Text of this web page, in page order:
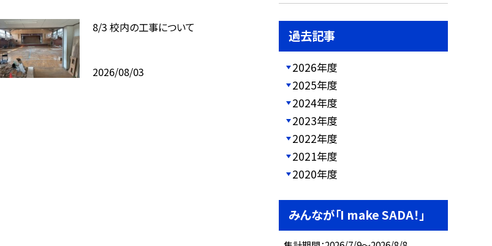
8/3 校内の工事について
2026/08/03
過去記事
2026年度
2025年度
2024年度
2023年度
2022年度
2021年度
2020年度
みんなが「I make SADA！」